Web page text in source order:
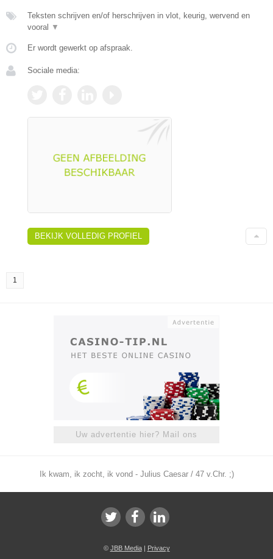
Teksten schrijven en/of herschrijven in vlot, keurig, wervend en
vooral ▼
Er wordt gewerkt op afspraak.
Sociale media:
BEKIJK VOLLEDIG PROFIEL
1
Uw advertentie hier? Mail ons
Ik kwam, ik zocht, ik vond - Julius Caesar / 47 v.Chr. ;)
© JBB Media| Privacy